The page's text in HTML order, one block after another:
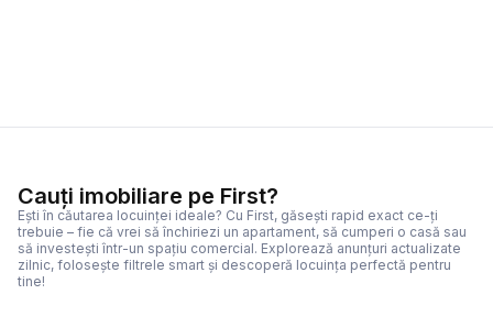
Cauți imobiliare pe First?
Ești în căutarea locuinței ideale? Cu First, găsești rapid exact ce-ți
trebuie – fie că vrei să închiriezi un apartament, să cumperi o casă sau
să investești într-un spațiu comercial. Explorează anunțuri actualizate
zilnic, folosește filtrele smart și descoperă locuința perfectă pentru
tine!